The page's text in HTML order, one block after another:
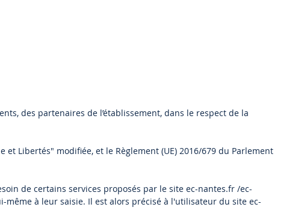
des partenaires de l’établissement, dans le respect de la
Libertés" modifiée, et le Règlement (UE) 2016/679 du Parlement
de certains services proposés par le site ec-nantes.fr /ec-
à leur saisie. Il est alors précisé à l'utilisateur du site ec-